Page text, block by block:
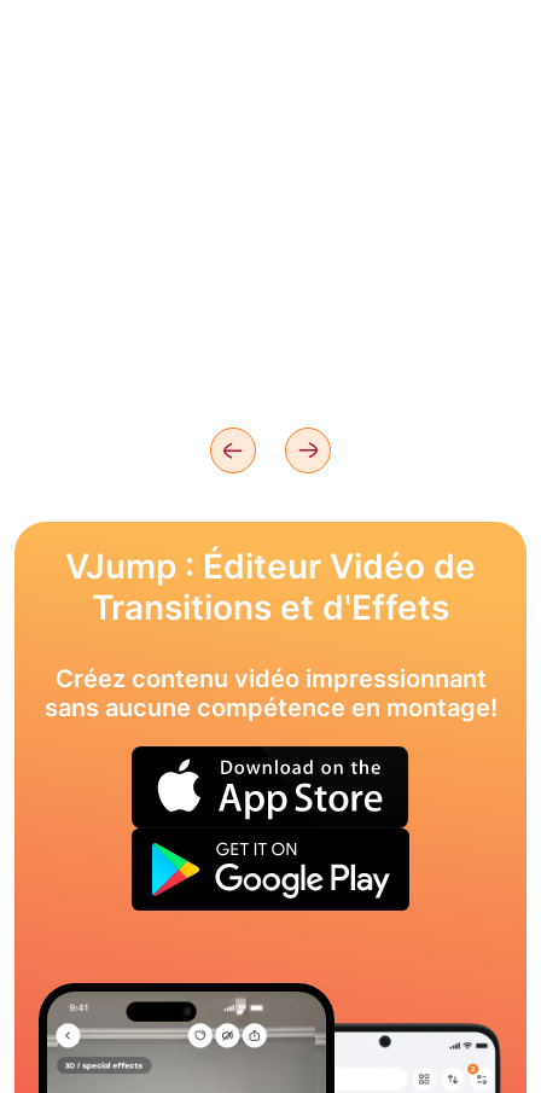
VJump : Éditeur Vidéo de
Transitions et d'Effets
Créez contenu vidéo impressionnant
sans aucune compétence en montage!